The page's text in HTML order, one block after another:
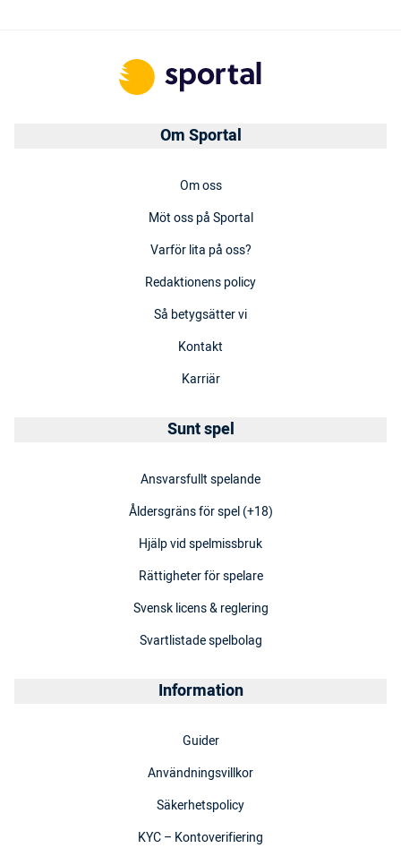
Om Sportal
Om oss
Möt oss på Sportal
Varför lita på oss?
Redaktionens policy
Så betygsätter vi
Kontakt
Karriär
Sunt spel
Ansvarsfullt spelande
Åldersgräns för spel (+18)
Hjälp vid spelmissbruk
Rättigheter för spelare
Svensk licens & reglering
Svartlistade spelbolag
Information
Guider
Användningsvillkor
Säkerhetspolicy
KYC – Kontoverifiering